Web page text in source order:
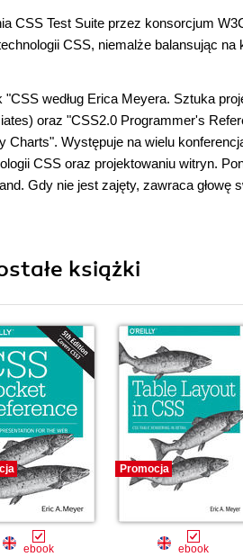
CSS Test Suite przez konsorcjum
CSS, niemalże balansując
"CSS według Erica Meyera. Sztuka
oraz "CSS2.0 Programmer's
Charts". Występuje na wielu
CSS oraz projektowaniu witryn.
Gdy nie jest zajęty, zawraca głowę
książki
ebook
Promocja
ebook